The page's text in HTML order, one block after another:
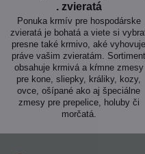
. zvieratá
Ponuka krmív pre hospodárske
zvieratá je bohatá a viete si
presne také krmivo, aké vyhovuje
práve vašim zvieratám. Sortiment
obsahuje krmivá a kŕmne zmesy
pre kone, sliepky, králiky, kozy,
ovce, ošípané ako aj špeciálne
zmesy pre prepelice, holuby či
morčatá.